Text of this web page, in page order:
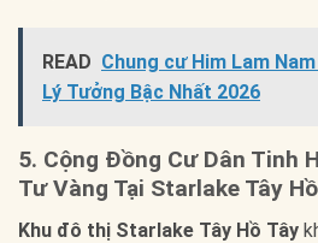
READ Chung cư Him Lam
Lý Tưởng Bậc Nhất 2026
5. Cộng Đồng Cư Dân Tinh
Tư Vàng Tại Starlake Tây
Khu đô thị Starlake Tây Hồ Tây